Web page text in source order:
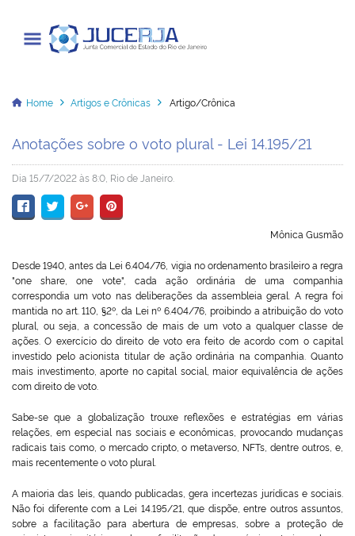
Cadastrar / Acessar
Institucional
Informações
Serviços
Legislação
Plenária
Auxiliares de Comércio
Contato
Home Artigos e Crônicas Artigo/Crônica
Anotações sobre o voto plural - Lei 14.195/21
Dia 15/7/2022 às 8:0, Rio de Janeiro.
Mônica Gusmão
Desde 1940, antes da Lei 6.404/76, vigia no ordenamento brasileiro a regra
"one share, one vote", cada ação ordinária de uma companhia
correspondia um voto nas deliberações da assembleia geral. A regra foi
mantida no art. 110, §2º, da Lei nº 6.404/76, proibindo a atribuição do voto
plural, ou seja, a concessão de mais de um voto a qualquer classe de
ações. O exercício do direito de voto era feito de acordo com o capital
investido pelo acionista titular de ação ordinária na companhia. Quanto
mais investimento, aporte no capital social, maior equivalência de ações
com direito de voto.
Sabe-se que a globalização trouxe reflexões e estratégias em várias
relações, em especial nas sociais e econômicas, provocando mudanças
radicais tais como, o mercado cripto, o metaverso, NFTs, dentre outros, e,
mais recentemente o voto plural.
A maioria das leis, quando publicadas, gera incertezas jurídicas e sociais.
Não foi diferente com a Lei 14.195/21, que dispõe, entre outros assuntos,
sobre a facilitação para abertura de empresas, sobre a proteção de